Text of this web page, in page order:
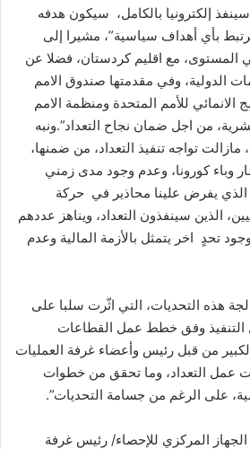
إلكترونيا بالكامل، سيكون هدفه
بأي أهداف سياسية”، مشيرا إلى
المستوى، مع اقليم كردستان، فضلا عن
الدولية، وفي مقدمتها صندوق الامم
الانمائي للأمم المتحدة ومنظمة الامم
من اجل ضمان نجاح التعداد”.ونبه
تواجه تنفيذ التعداد، من ضمنها،
وباء كورونا، وعدم وجود مدى زمني
الذي يفرض علينا محاذير في حركة
الذين سينفذون التعداد، ويناهز عددهم
وجود تحدٍ اخر يتمثل بالأزمة المالية وعدم
هذه التحديات، التي اثّرت سلبا على
التنفيذ وفق خطط عمل القطاعات
الكبير من قبل رئيس وأعضاء غرفة العمليات
عمل التعداد، وما تحقق من خطوات
على الرغم من جسامة التحديات”.
المركزي للإحصاء/ رئيس غرفة